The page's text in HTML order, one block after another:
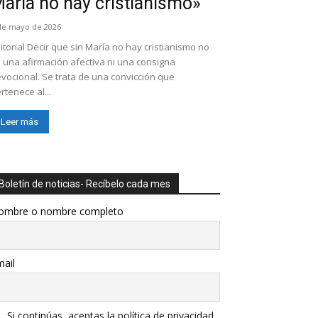
mayo de 2026
Decir que sin María no hay cristianismo no
una afirmación afectiva ni una consigna
Se trata de una convicción que
al...
Leer más
Boletín de noticias- Recíbelo cada mes
o nombre completo
Si continúas, aceptas la política de privacidad